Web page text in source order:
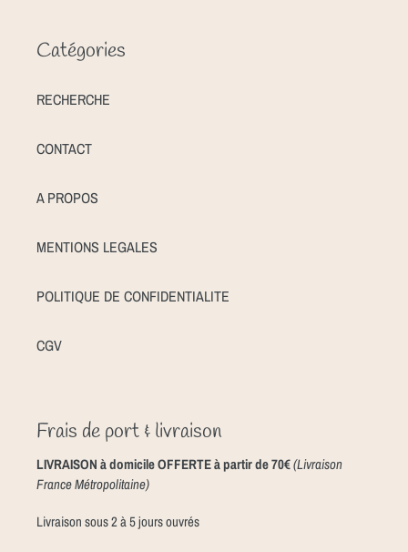
Catégories
RECHERCHE
CONTACT
A PROPOS
MENTIONS LEGALES
POLITIQUE DE CONFIDENTIALITE
CGV
Frais de port & livraison
LIVRAISON à domicile OFFERTE à partir de 70€(Livraison
France Métropolitaine)
Livraison sous 2 à 5 jours ouvrés